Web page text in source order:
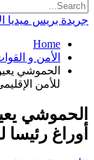
جريدة بريس ميديا
Home
الأمن و
الحموشي
للأمن
الحموشي
أوراغ